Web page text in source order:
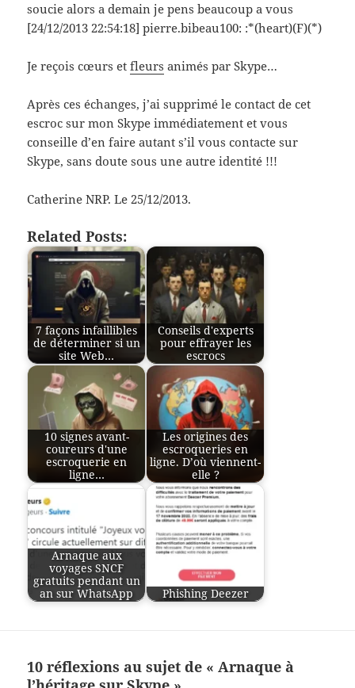
soucie alors a demain je pens beaucoup a vous
[24/12/2013 22:54:18] pierre.bibeau100: :*(heart)(F)(*)
Je reçois cœurs etfleurs animés par Skype…
Après ces échanges, j’ai supprimé le contact de cet
escroc sur mon Skype immédiatement et vous
conseille d’en faire autant s’il vous contacte sur
Skype, sans doute sous une autre identité !!!
Catherine NRP. Le 25/12/2013.
Related Posts:
7 façons infaillibles
de déterminer si un
site Web…
Conseils d'experts
pour effrayer les
escrocs
10 signes avant-
coureurs d'une
escroquerie en
ligne…
Les origines des
escroqueries en
ligne. D’où viennent-
elle ?
Arnaque aux
voyages SNCF
gratuits pendant un
an sur WhatsApp
Phishing Deezer
10 réflexions au sujet de « Arnaque à